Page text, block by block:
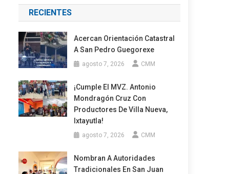
RECIENTES
Acercan Orientación Catastral
A San Pedro Guegorexe
agosto 7, 2026 CMM
¡Cumple El MVZ. Antonio
Mondragón Cruz Con
Productores De Villa Nueva,
Ixtayutla!
agosto 7, 2026 CMM
Nombran A Autoridades
Tradicionales En San Juan